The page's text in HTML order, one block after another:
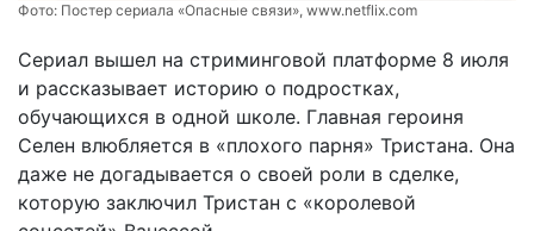
Фото: Постер сериала «Опасные связи», www.netflix.com
Сериал вышел на стриминговой платформе 8 июля
и рассказывает историю о подростках,
обучающихся в одной школе. Главная героиня
Селен влюбляется в «плохого парня» Тристана. Она
даже не догадывается о своей роли в сделке,
которую заключил Тристан с «королевой